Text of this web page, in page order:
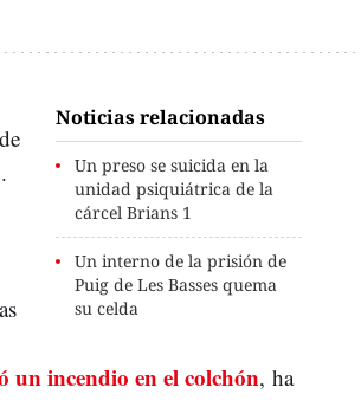
Noticias relacionadas
Un preso se suicida en la
unidad psiquiátrica de la
cárcel Brians 1
Un interno de la prisión de
Puig de Les Basses quema
su celda
.
un incendio en el colchón, ha